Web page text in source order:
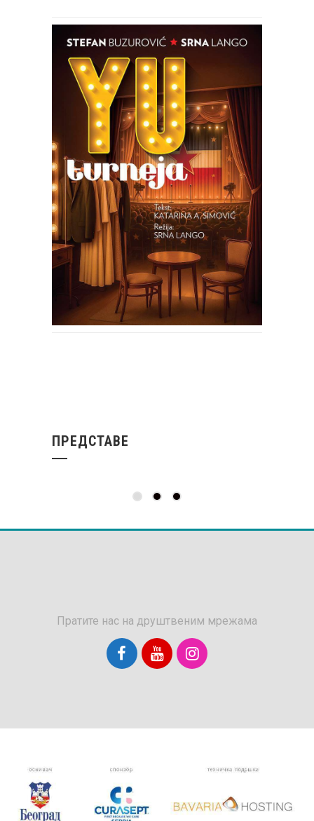
ПРЕДСТАВЕ
Пратите нас на друштвеним мрежама